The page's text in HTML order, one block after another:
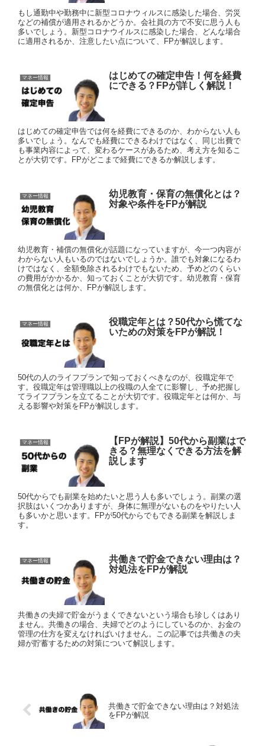
もし通勤中や勤務中に新型コロナウィルスに感染した場合、労災
などの補償が適用されるかどうか。会社員の方で不安に思う人も
多いでしょう。新型コロナウイルスに感染した場合、どんな場合
に適用されるか、注意したい点について、FPが解説します。
マネー情報
はじめての確定申告！何を経費
にできる？FPが詳しく解説！
はじめての確定申告では何を経費にできるのか、わからない人も
多いでしょう。なんでも経費にできるわけではなく、同じ出費で
も事業内容によって、変わるケースがあるため、考え方を知るこ
とが大切です。FPがどこまで経費にできるか解説します。
マネー情報
幼児教育・保育の無償化とは？
対象や条件をFPが解説
幼児教育・補償の無償化が話題になっていますが、今一つ内容が
わからない人もいるのではないでしょうか。誰でも対象になるわ
けではなく、全額免除されるわけでもないため、予めどのくらい
の費用がかかるか、知っておくことが大切です。幼児教育・保育
の無償化とは何か、FPが解説します。
マネー情報
役職定年とは？50代から慌てな
いための対策をFPが解説！
50代の人のライフプランで知っておくべきなのが、役職定年で
す。役職定年は管理職以上の役職の人全てに影響し、予め把握し
てライフプランを立てることが大切です。役職定年とは何か、与
える影響や対策をFPが解説します。
マネー情報
【FPが解説】50代から副業はで
きる？無理なくできる方法を解
説します
50代からでも副業を始めたいと思う人も多いでしょう。副業の選
択肢はいくつかありますが、身体に無理がないものをやりたい人
も多いかと思います。FPが50代からでもできる副業を解説しま
す。
マネー情報
共働きで貯金できない理由は？
対処法をFPが解説
共働きの夫婦で貯金がうまくできないという場合も珍しくはあり
ません。共働きの場合、夫婦でどのようにしているのか、お金の
管理の仕方を変えなければいけません。この記事では共働きの夫
婦が貯蓄するための対策について解説します。
共働きで貯金できない理由は？対処法
をFPが解説